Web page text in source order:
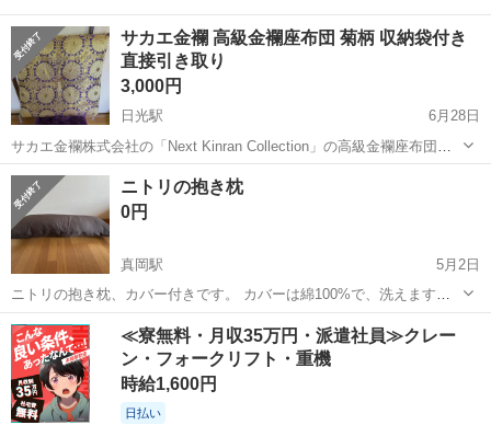
サカエ金襴 高級金襴座布団 菊柄 収納袋付き
直接引き取り
3,000円
日光駅
6月28日
サカエ金襴株式会社の「Next Kinran Collection」の高級金襴座布団で
す。 大きな菊の柄が入った豪華な金襴生地で、格式が高い雰囲気の一
品です。 西陣織の高級金襴を使っています。 【状態】 ・座布団本体
（金...
栃木 日光市 日光駅 ファブリック、カバー
ニトリの抱き枕
0円
真岡駅
5月2日
ニトリの抱き枕、カバー付きです。 カバーは綿100%で、洗えます。
長さ 120cm 幅 43cm 数回使用しましたが、キズや汚れはありませ
ん。 子供が欲しいと言うので買いましたが、ほとんど使用しませんで
した。 使用感は...
栃木 真岡市 真岡駅 ファブリック、カバー 抱き枕
≪寮無料・月収35万円・派遣社員≫クレー
ン・フォークリフト・重機
時給1,600円
日払い